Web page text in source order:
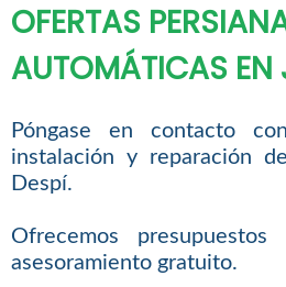
OFERTAS
AUTOMÁTICAS EN
Póngase en contacto
instalación y reparación
Despí.
Ofrecemos
asesoramiento gratuito.